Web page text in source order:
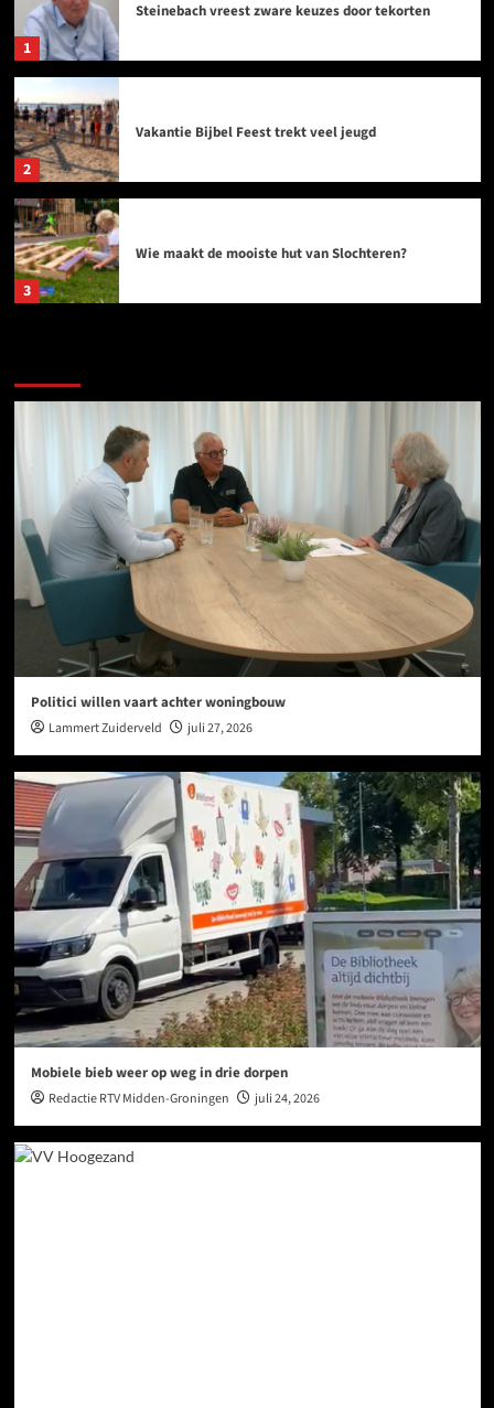
1
Steinebach vreest zware keuzes door tekorten
2
Vakantie Bijbel Feest trekt veel jeugd
3
Wie maakt de mooiste hut van Slochteren?
1
Steinebach vreest zware keuzes door tekorten
Vakantie Bijbel Feest trekt veel jeugd
3
Wie maakt de mooiste hut van Slochteren?
4
Bijma en Poel: raad staat voor keuzes
Politici willen vaart achter woningbouw
Lammert Zuiderveld juli 27, 2026
Mobiele bieb weer op weg in drie dorpen
Redactie RTV Midden-Groningen juli 24, 2026